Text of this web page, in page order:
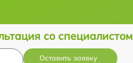
со специалистом
Оставить заявку